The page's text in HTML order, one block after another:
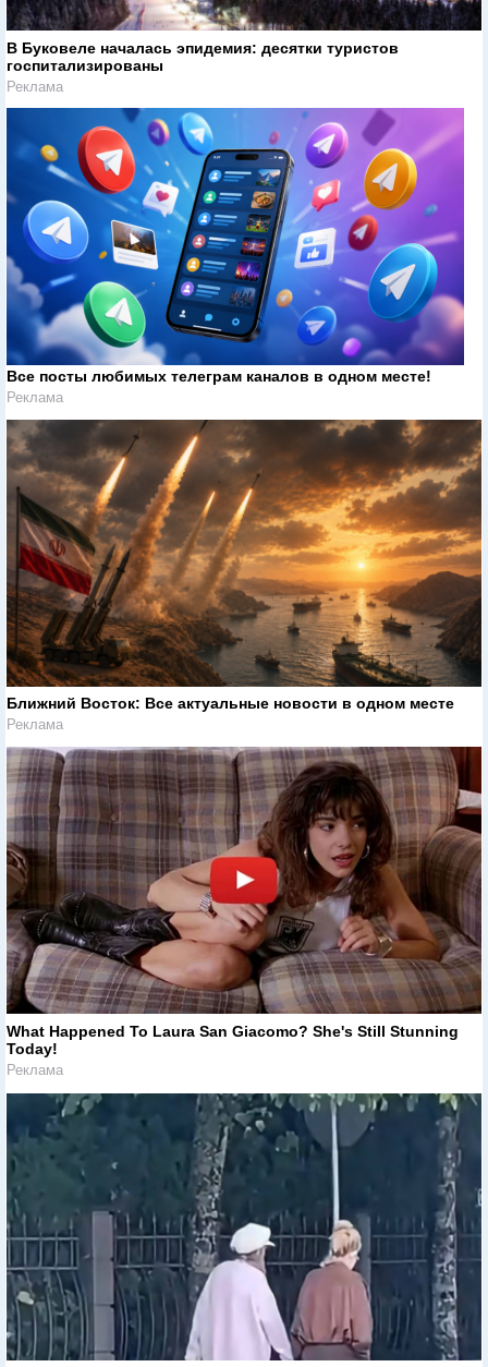
В Буковеле началась эпидемия: десятки туристов
госпитализированы
Реклама
Все посты любимых телеграм каналов в одном месте!
Реклама
Ближний Восток: Все актуальные новости в одном месте
Реклама
What Happened To Laura San Giacomo? She's Still Stunning
Today!
Реклама